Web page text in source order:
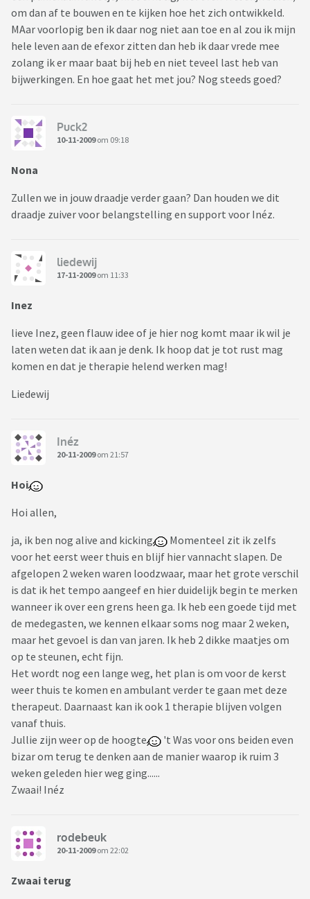
om dan af te bouwen en te kijken hoe het zich ontwikkeld.
MAar voorlopig ben ik daar nog niet aan toe en al zou ik mijn
hele leven aan de efexor zitten dan heb ik daar vrede mee
zolang ik er maar baat bij heb en niet teveel last heb van
bijwerkingen. En hoe gaat het met jou? Nog steeds goed?
Puck2
10-11-2009om 09:18
Nona
Zullen we in jouw draadje verder gaan? Dan houden we dit
draadje zuiver voor belangstelling en support voor Inéz.
liedewij
17-11-2009om 11:33
Inez
lieve Inez, geen flauw idee of je hier nog komt maar ik wil je
laten weten dat ik aan je denk. Ik hoop dat je tot rust mag
komen en dat je therapie helend werken mag!
Liedewij
Inéz
20-11-2009om 21:57
Hoi
Hoi allen,
ja, ik ben nog alive and kicking
Momenteel zit ik zelfs
voor het eerst weer thuis en blijf hier vannacht slapen. De
afgelopen 2 weken waren loodzwaar, maar het grote verschil
is dat ik het tempo aangeef en hier duidelijk begin te merken
wanneer ik over een grens heen ga. Ik heb een goede tijd met
de medegasten, we kennen elkaar soms nog maar 2 weken,
maar het gevoel is dan van jaren. Ik heb 2 dikke maatjes om
op te steunen, echt fijn.
Het wordt nog een lange weg, het plan is om voor de kerst
weer thuis te komen en ambulant verder te gaan met deze
therapeut. Daarnaast kan ik ook 1 therapie blijven volgen
vanaf thuis.
Jullie zijn weer op de hoogte
't Was voor ons beiden even
bizar om terug te denken aan de manier waarop ik ruim 3
weken geleden hier weg ging......
Zwaai! Inéz
rodebeuk
20-11-2009om 22:02
Zwaai terug